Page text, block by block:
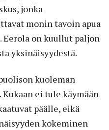
jonka
monin tavoin apua
on kuullut paljon
yksinäisyydestä.
kuoleman
ei tule käymään
päälle, eikä
kokeminen